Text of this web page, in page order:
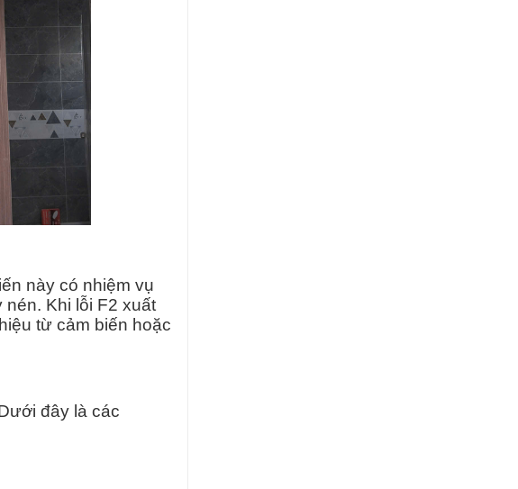
này có nhiệm vụ
nén. Khi lỗi F2 xuất
từ cảm biến hoặc
đây là các